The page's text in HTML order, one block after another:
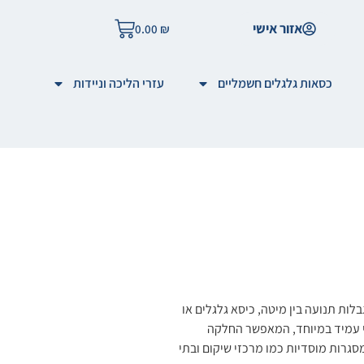
אזור אישי 0.00 ₪
כסאות גלגלים חשמליים עזרי הליכה וניידות
תנועה בין מיטה, כיסא גלגלים או
עמיד במיוחד, המאפשר החלקה
מוסדיות כמו מרכזי שיקום ובתי